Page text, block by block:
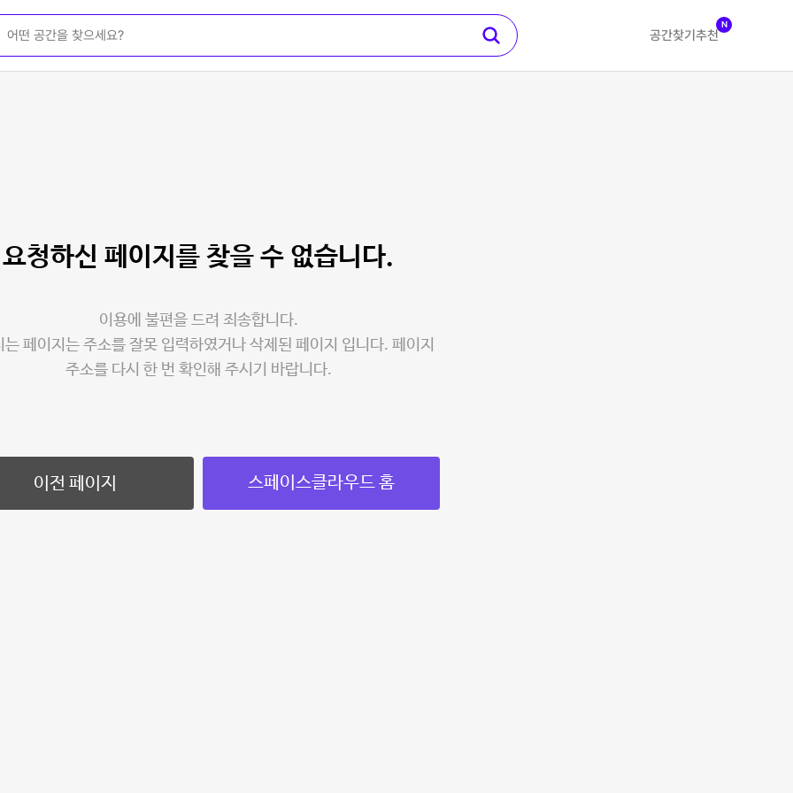
공간찾기 추천
N
요청하신 페이지를 찾을 수 없습니다.
이용에 불편을 드려 죄송합니다.
는 페이지는 주소를 잘못 입력하였거나 삭제된 페이지 입니다. 페이지
주소를 다시 한 번 확인해 주시기 바랍니다.
이전 페이지 스페이스클라우드 홈